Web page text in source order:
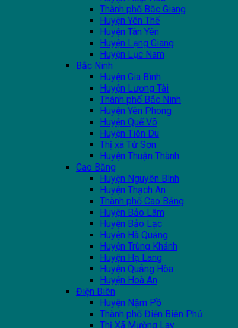
Thành phố Bắc Giang
Huyện Yên Thế
Huyện Tân Yên
Huyện Lạng Giang
Huyện Lục Nam
Bắc Ninh
Huyện Gia Bình
Huyện Lương Tài
Thành phố Bắc Ninh
Huyện Yên Phong
Huyện Quế Võ
Huyện Tiên Du
Thị xã Từ Sơn
Huyện Thuận Thành
Cao Bằng
Huyện Nguyên Bình
Huyện Thạch An
Thành phố Cao Bằng
Huyện Bảo Lâm
Huyện Bảo Lạc
Huyện Hà Quảng
Huyện Trùng Khánh
Huyện Hạ Lang
Huyện Quảng Hòa
Huyện Hoà An
Điện Biên
Huyện Nậm Pồ
Thành phố Điện Biên Phủ
Thị Xã Mường Lay